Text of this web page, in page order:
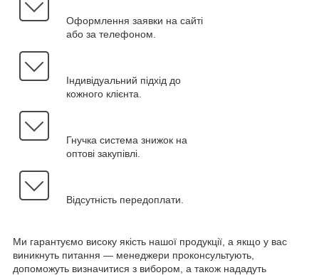
Оформлення заявки на сайті
або за телефоном.
Індивідуальний підхід до
кожного клієнта.
Гнучка система знижок на
оптові закупівлі.
Відсутність передоплати.
Ми гарантуємо високу якість нашої продукції, а якщо у вас
виникнуть питання — менеджери проконсультують,
допоможуть визначитися з вибором, а також нададуть